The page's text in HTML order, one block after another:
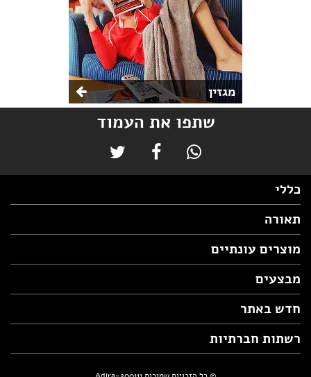
מגזין
שתפו את העמוד
כללי
תאורה
מוצרים עונתיים
מבצעים
חדש באתר
רשתות חברתיות